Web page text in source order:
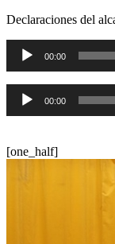
Declaraciones del
Reproductor
audio
00:00
Reproductor
audio
00:00
[one_half]